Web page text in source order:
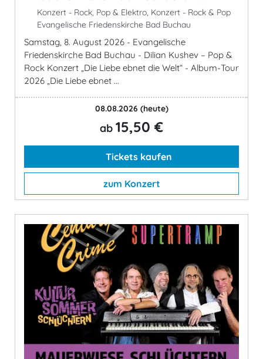
Konzert - Rock, Pop & Elektro, Konzert - Rock & Pop
Evangelische Friedenskirche Bad Buchau
Samstag, 8. August 2026 - Evangelische
Friedenskirche Bad Buchau - Dilian Kushev – Pop &
Rock Konzert „Die Liebe ebnet die Welt“ - Album-Tour
2026 „Die Liebe ebnet ...
08.08.2026 (heute)
ab 15,50 €
Tickets kaufen
zum Konzert